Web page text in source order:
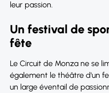
leur passion.
Un festival de
fête
Le Circuit de Monza ne se
également le théâtre d'un
un large éventail de